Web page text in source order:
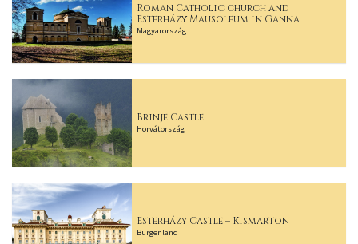
Roman Catholic church and
Esterházy Mausoleum in Ganna
Magyarország
Brinje Castle
Horvátország
Esterházy Castle – Kismarton
Burgenland